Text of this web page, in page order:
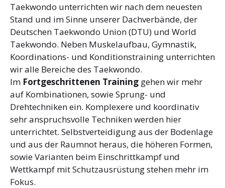
Taekwondo unterrichten wir nach dem neuesten
Stand und im Sinne unserer Dachverbände, der
Deutschen Taekwondo Union (DTU) und World
Taekwondo. Neben Muskelaufbau, Gymnastik,
Koordinations- und Konditionstraining unterrichten
wir alle Bereiche des Taekwondo.
Im Fortgeschrittenen Training gehen wir mehr
auf Kombinationen, sowie Sprung- und
Drehtechniken ein. Komplexere und koordinativ
sehr anspruchsvolle Techniken werden hier
unterrichtet. Selbstverteidigung aus der Bodenlage
und aus der Raumnot heraus, die höheren Formen,
sowie Varianten beim Einschrittkampf und
Wettkampf mit Schutzausrüstung stehen mehr im
Fokus.